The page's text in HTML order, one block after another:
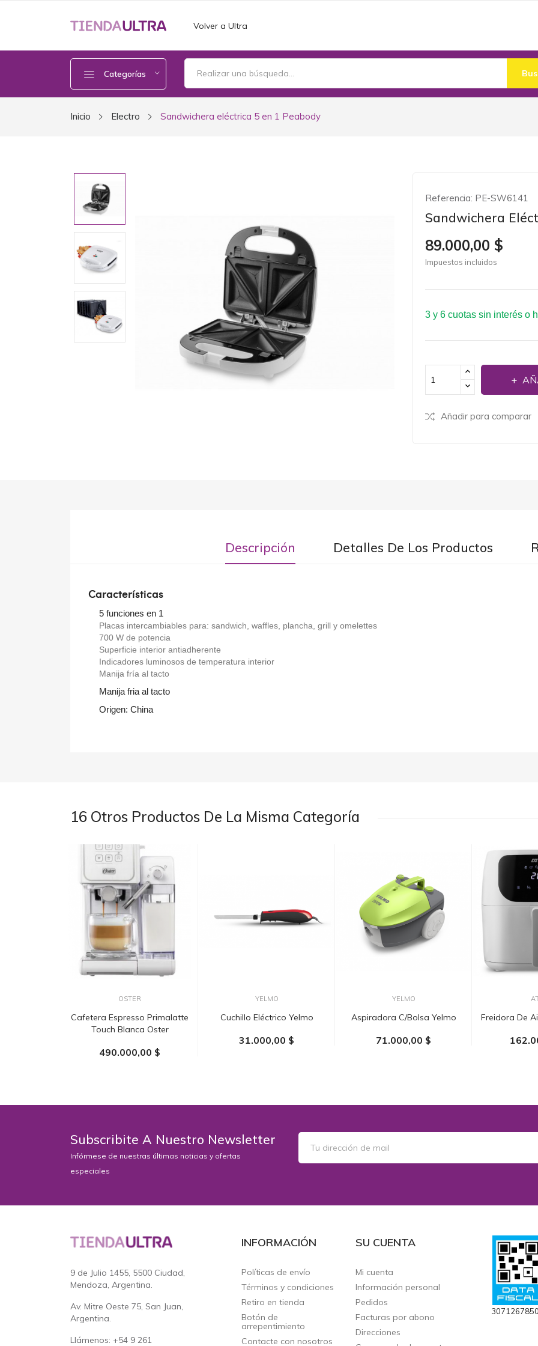
Volver a Ultra
Categorías
Inicio Electro Sandwichera eléctrica 5 en 1 Peabody
Referencia: PE-SW6141
Sandwichera
89.000,00 $
Impuestos incluidos
3 y 6 cuotas sin interés o
Añadir para comparar
Descripción Detalles De Los Productos
Características
5 funciones en 1
Placas intercambiables para: sandwich, waffles, plancha, grill y omelettes
700 W de potencia
Superficie interior antiadherente
Indicadores luminosos de temperatura interior
Manija fría al tacto
Manija fria al tacto
Origen: China
16 Otros Productos De La Misma Categoría
OSTER
Cafetera Espresso Primalatte
Touch Blanca Oster
490.000,00 $
YELMO
Cuchillo Eléctrico Yelmo
31.000,00 $
YELMO
Aspiradora C/bolsa Yelmo
71.000,00 $
Freidora De
Subscribite A Nuestro Newsletter
Infórmese de nuestras últimas noticias y ofertas
especiales
9 de Julio 1455, 5500 Ciudad,
Mendoza, Argentina.
Av. Mitre Oeste 75, San Juan,
Argentina.
Llámenos: +54 9 261
INFORMACIÓN
Políticas de envío
Términos y condiciones
Retiro en tienda
Botón de
arrepentimiento
Contacte con nosotros
SU CUENTA
Mi cuenta
Información personal
Pedidos
Facturas por abono
Direcciones